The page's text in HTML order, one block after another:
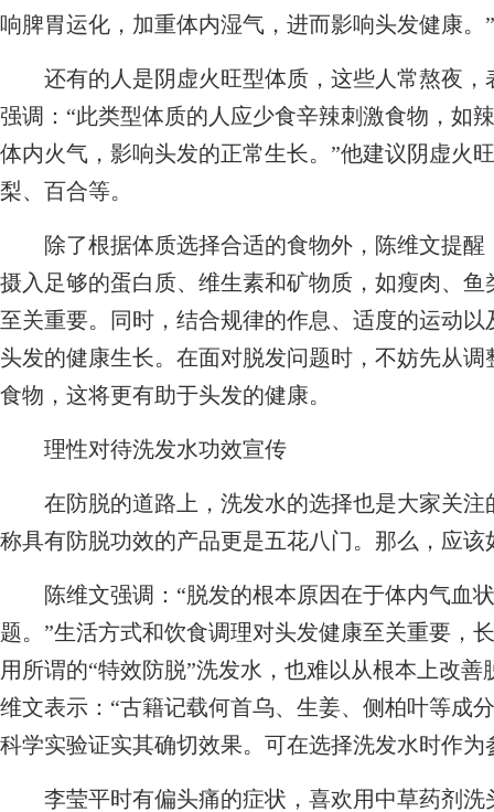
响脾胃运化，加重体内湿气，进而影响头发健康。”
还有的人是阴虚火旺型体质，这些人常熬夜，
强调：“此类型体质的人应少食辛辣刺激食物，如
体内火气，影响头发的正常生长。”他建议阴虚火
梨、百合等。
除了根据体质选择合适的食物外，陈维文提醒
摄入足够的蛋白质、维生素和矿物质，如瘦肉、
至关重要。同时，结合规律的作息、适度的运动
头发的健康生长。在面对脱发问题时，不妨先从
食物，这将更有助于头发的健康。
理性对待洗发水功效宣传
在防脱的道路上，洗发水的选择也是大家关注
称具有防脱功效的产品更是五花八门。那么，应
陈维文强调：“脱发的根本原因在于体内气血
题。”生活方式和饮食调理对头发健康至关重要，
用所谓的“特效防脱”洗发水，也难以从根本上改
维文表示：“古籍记载何首乌、生姜、侧柏叶等成
科学实验证实其确切效果。可在选择洗发水时作为
李莹平时有偏头痛的症状，喜欢用中草药剂洗